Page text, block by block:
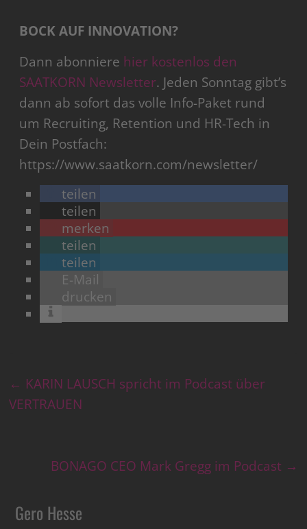
BOCK AUF INNOVATION?
Dann abonniere hier kostenlos den
SAATKORN Newsletter. Jeden Sonntag gibt’s
dann ab sofort das volle Info-Paket rund
um Recruiting, Retention und HR-Tech in
Dein Postfach:
https://www.saatkorn.com/newsletter/
teilen
teilen
merken
teilen
teilen
E-Mail
drucken
← KARIN LAUSCH spricht im Podcast über
VERTRAUEN
BONAGO CEO Mark Gregg im Podcast →
Gero Hesse